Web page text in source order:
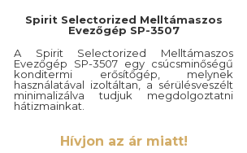
Spirit Selectorized Melltámaszos
Evezőgép SP-3507
A Spirit Selectorized Melltámaszos
Evezőgép SP-3507 egy csúcsminőségű
konditermi erősítőgép, melynek
használatával izoltáltan, a sérülésveszélt
minimalizálva tudjuk megdolgoztatni
hátizmainkat.
Hívjon az ár miatt!